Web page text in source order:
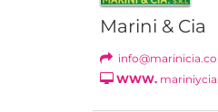
Marini & Cia
WWW.